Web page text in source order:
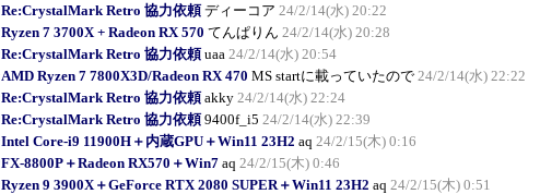
Re:CrystalMark Retro 協力依頼 ディーコア 24/2/14(水) 20:22
Ryzen 7 3700X + Radeon RX 570 てんぱりん 24/2/14(水) 20:28
Re:CrystalMark Retro 協力依頼 uaa 24/2/14(水) 20:54
AMD Ryzen 7 7800X3D/Radeon RX 470 MS startに載っていたので 24/2/14(水) 22:22
Re:CrystalMark Retro 協力依頼 akky 24/2/14(水) 22:24
Re:CrystalMark Retro 協力依頼 9400f_i5 24/2/14(水) 22:39
Intel Core-i9 11900H＋内蔵GPU＋Win11 23H2 aq 24/2/15(木) 0:16
FX-8800P＋Radeon RX570＋Win7 aq 24/2/15(木) 0:46
Ryzen 9 3900X＋GeForce RTX 2080 SUPER＋Win11 23H2 aq 24/2/15(木) 0:51